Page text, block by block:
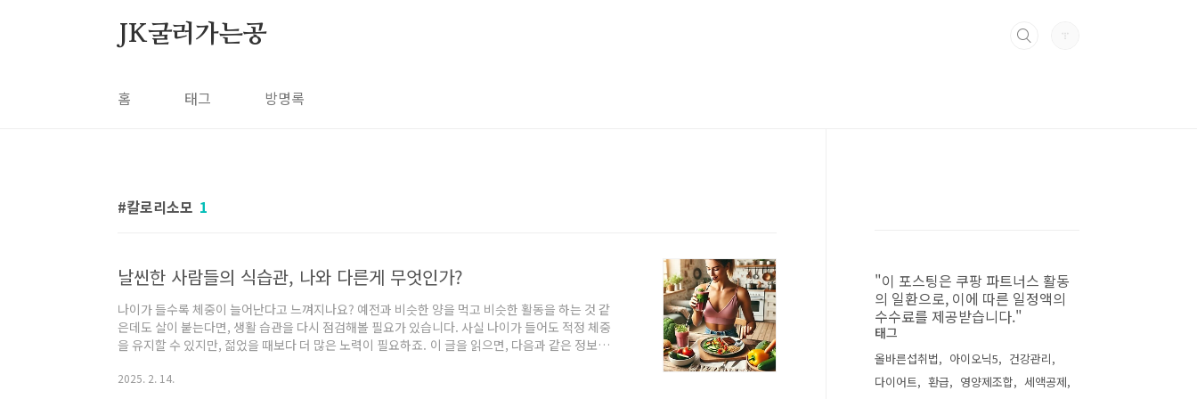
JK굴러가는공
홈 태그 방명록
칼로리소모 1
날씬한 사람들의 식습관, 나와 다른게 무엇인가?
나이가 들수록 체중이 늘어난다고 느껴지나요? 예전과 비슷한 양을 먹고 비슷한 활동을 하는 것 같
은데도 살이 붙는다면, 생활 습관을 다시 점검해볼 필요가 있습니다. 사실 나이가 들어도 적정 체중
을 유지할 수 있지만, 젊었을 때보다 더 많은 노력이 필요하죠. 이 글을 읽으면, 다음과 같은 정보를
소모하는 방법✅ 과식을 줄이고 만족감을 높이는 식사법✅ 불필요한 음식 섭취를 줄이는 효과적인
2025. 2. 14.
"이 포스팅은 쿠팡 파트너스 활동
의 일환으로, 이에 따른 일정액의
수수료를 제공받습니다."
태그
올바른섭취법 아이오닉5
건강관리
다이어트
환급 영양제조합
세액공제